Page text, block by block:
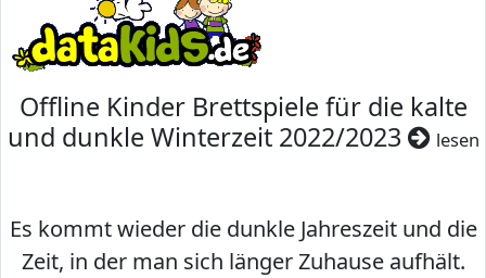
Offline Kinder Brettspiele für die kalte
und dunkle Winterzeit 2022/2023
lesen
Es kommt wieder die dunkle Jahreszeit und die
Zeit, in der man sich länger Zuhause aufhält.